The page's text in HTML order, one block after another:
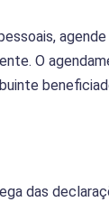
O
das